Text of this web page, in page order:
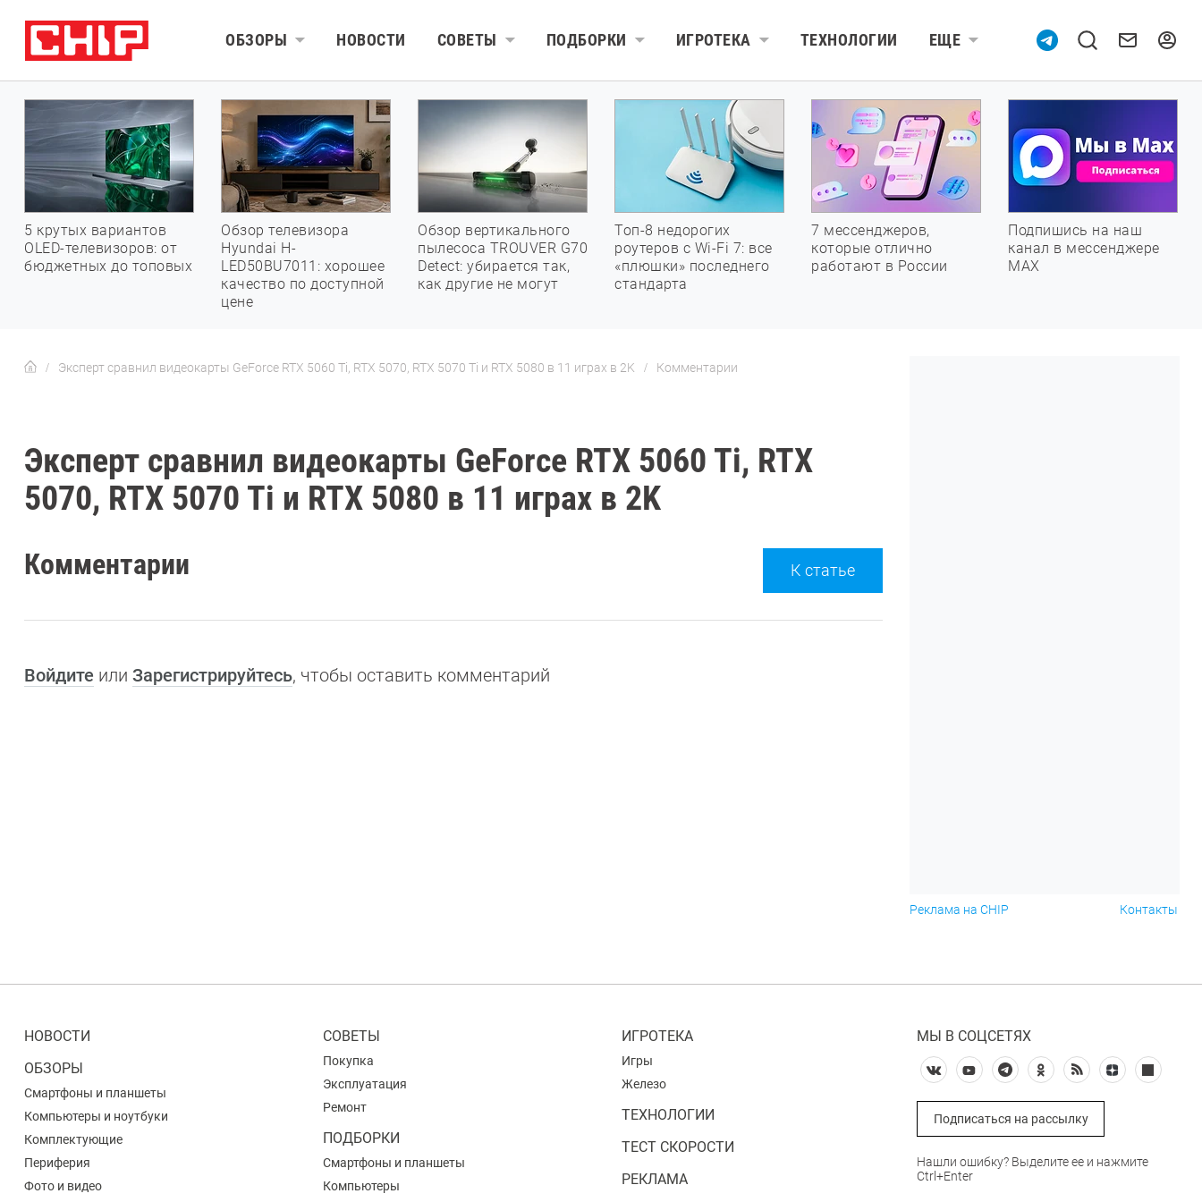
ОБЗОРЫ НОВОСТИ СОВЕТЫ ПОДБОРКИ ИГРОТЕКА ТЕХНОЛОГИИ ЕЩЕ
5 крутых вариантов
OLED-телевизоров: от
бюджетных до топовых
Обзор телевизора
Hyundai H-
LED50BU7011: хорошее
качество по доступной
цене
Обзор вертикального
пылесоса TROUVER G70
Detect: убирается так,
как другие не могут
Топ-8 недорогих
роутеров с Wi-Fi 7: все
«плюшки» последнего
стандарта
7 мессенджеров,
которые отлично
работают в России
Подпишись на наш
канал в мессенджере
МАХ
Эксперт сравнил видеокарты GeForce RTX 5060 Ti, RTX 5070, RTX 5070 Ti и RTX 5080 в 11 играх в 2K Комментарии
Эксперт сравнил видеокарты GeForce RTX 5060 Ti, RTX
5070, RTX 5070 Ti и RTX 5080 в 11 играх в 2K
Комментарии К статье
Войдите или Зарегистрируйтесь, чтобы оставить комментарий
Реклама на CHIP Контакты
НОВОСТИ
ОБЗОРЫ
Смартфоны и планшеты
Компьютеры и ноутбуки
Комплектующие
Периферия
Фото и видео
СОВЕТЫ
Покупка
Эксплуатация
Ремонт
ПОДБОРКИ
Смартфоны и планшеты
Компьютеры
ИГРОТЕКА
Игры
Железо
ТЕХНОЛОГИИ
ТЕСТ СКОРОСТИ
РЕКЛАМА
МЫ В СОЦСЕТЯХ
Подписаться на рассылку
Нашли ошибку? Выделите ее и нажмите
Ctrl+Enter